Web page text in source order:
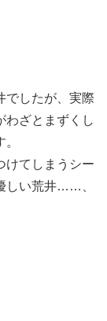
したが、実際
わざとまずくし
てしまうシー
しい荒井……、